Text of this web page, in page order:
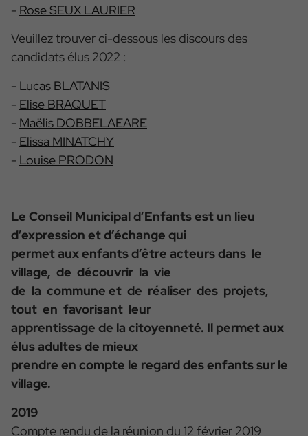
- Rose SEUX LAURIER
Veuillez trouver ci-dessous les discours des
candidats élus 2022 :
- Lucas BLATANIS
- Elise BRAQUET
- Maëlis DOBBELAEARE
- Elissa MINATCHY
- Louise PRODON
Le Conseil Municipal d’Enfants est un lieu
d’expression et d’échange qui
permet aux enfants d’être acteurs dans le
village, de découvrir la vie
de la commune et de réaliser des projets,
tout en favorisant leur
apprentissage de la citoyenneté. Il permet aux
élus adultes de mieux
prendre en compte le regard des enfants sur le
village.
2019
Compte rendu de la réunion du 12 février 2019